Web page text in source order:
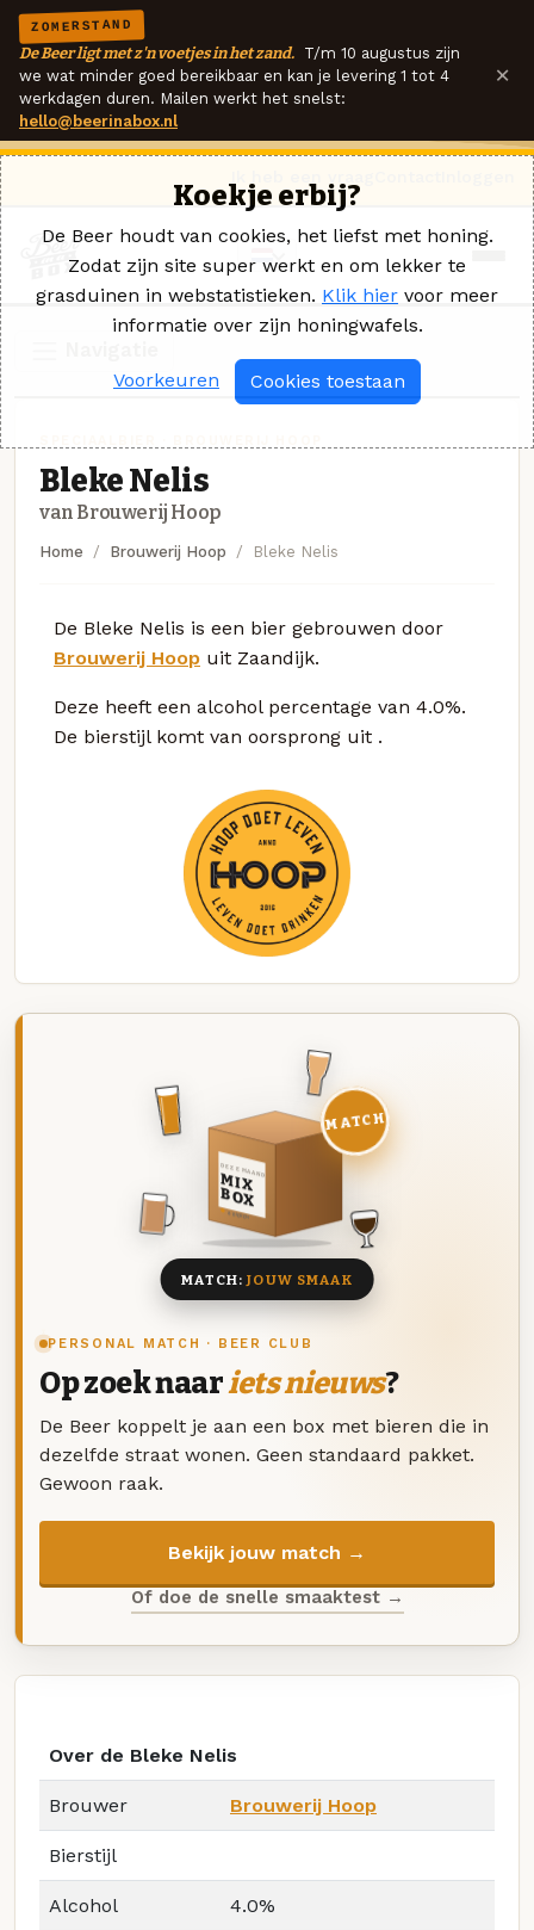
ZOMERSTAND
De Beer ligt met z'n voetjes in het zand. T/m 10 augustus zijn
we wat minder goed bereikbaar en kan je levering 1 tot 4
werkdagen duren. Mailen werkt het snelst:
hello@beerinabox.nl
×
Bleke Nelis
van Brouwerij Hoop
Home Brouwerij Hoop Bleke Nelis
De Bleke Nelis is een bier gebrouwen door
Brouwerij Hoop uit Zaandijk.
Deze heeft een alcohol percentage van 4.0%.
De bierstijl komt van oorsprong uit .
PERSONAL MATCH · BEER CLUB
Op zoek naariets nieuws?
De Beer koppelt je aan een box met bieren die in
dezelfde straat wonen. Geen standaard pakket.
Gewoon raak.
Bekijk jouw match →
Of doe de snelle smaaktest →
DEZE MAAND
MIX
BOX
8 BIEREN
MATCH
MATCH:JOUW SMAAK
Over de Bleke Nelis
Brouwer Brouwerij Hoop
Bierstijl
Alcohol 4.0%
Koekje erbij?
De Beer houdt van cookies, het liefst met honing.
Zodat zijn site super werkt en om lekker te
grasduinen in webstatistieken. Klik hier voor meer
informatie over zijn honingwafels.
Voorkeuren Cookies toestaan